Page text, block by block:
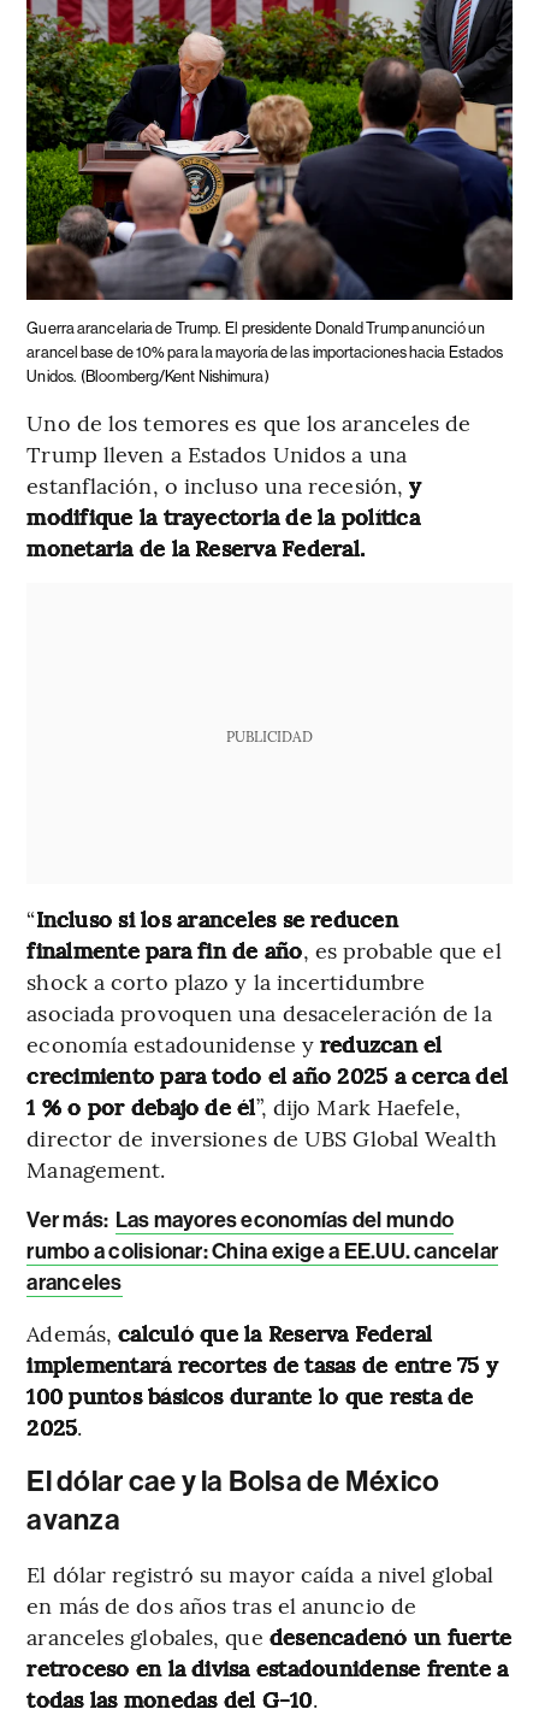
Guerra arancelaria de Trump. El presidente Donald Trump anunció un
arancel base de 10% para la mayoría de las importaciones hacia Estados
Unidos. (Bloomberg/Kent Nishimura)
Uno de los temores es que los aranceles de
Trump lleven a Estados Unidos a una
estanflación, o incluso una recesión,y
modifique la trayectoria de la política
monetaria de la Reserva Federal.
PUBLICIDAD
“Incluso si los aranceles se reducen
finalmente para fin de año, es probable que el
shock a corto plazo y la incertidumbre
asociada provoquen una desaceleración de la
economía estadounidense y reduzcan el
crecimiento para todo el año 2025 a cerca del
1 % o por debajo de él”, dijo Mark Haefele,
director de inversiones de UBS Global Wealth
Management.
Ver más: Las mayores economías del mundo
rumbo a colisionar: China exige a EE.UU. cancelar
aranceles
Además,calculó que la Reserva Federal
implementará recortes de tasas de entre 75 y
100 puntos básicos durante lo que resta de
2025.
El dólar cae y la Bolsa de México
avanza
El dólar registró su mayor caída a nivel global
en más de dos años tras el anuncio de
aranceles globales, que desencadenó un fuerte
retroceso en la divisa estadounidense frente a
todas las monedas del G-10.